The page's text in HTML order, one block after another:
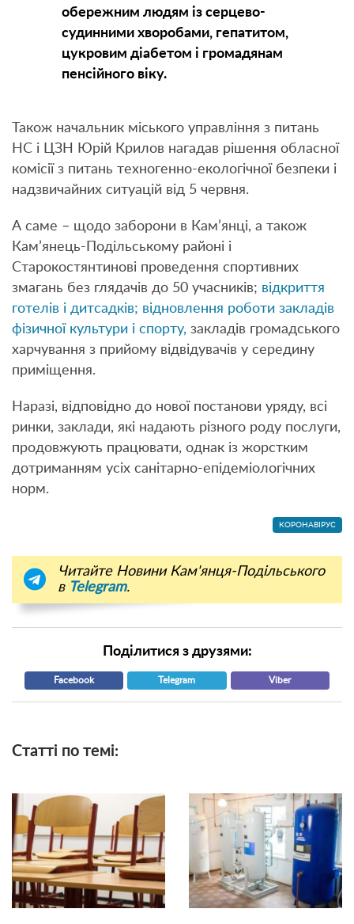
обережним людям із серцево-
судинними хворобами, гепатитом,
цукровим діабетом і громадянам
пенсійного віку.
Також начальник міського управління з питань
НС і ЦЗН Юрій Крилов нагадав рішення обласної
комісії з питань техногенно-екологічної безпеки і
надзвичайних ситуацій від 5 червня.
А саме – щодо заборони в Кам’янці, а також
Кам’янець-Подільському районі і
Старокостянтинові проведення спортивних
змагань без глядачів до 50 учасників; відкриття
готелів і дитсадків; відновлення роботи закладів
фізичної культури і спорту, закладів громадського
харчування з прийому відвідувачів у середину
приміщення.
Наразі, відповідно до нової постанови уряду, всі
ринки, заклади, які надають різного роду послуги,
продовжують працювати, однак із жорстким
дотриманням усіх санітарно-епідеміологічних
норм.
КОРОНАВІРУС
Читайте Новини Кам'янця-Подільського
в Telegram.
Поділитися з друзями:
Facebook Telegram Viber
Статті по темі: